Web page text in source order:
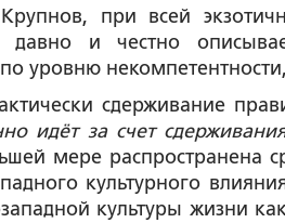
при всей
и честно
уровню некомпетентности,
сдерживание
идёт за счет
мере распространена
культурного
культуры жизни